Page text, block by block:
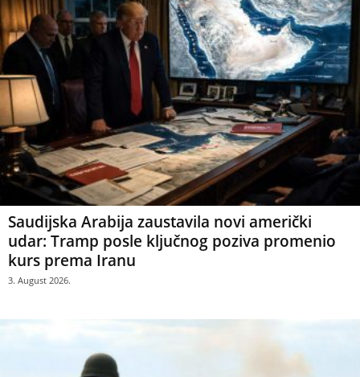
Saudijska Arabija zaustavila novi američki
udar: Tramp posle ključnog poziva promenio
kurs prema Iranu
3. August 2026.